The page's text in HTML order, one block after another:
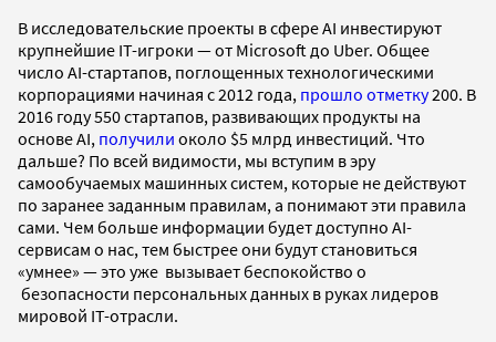
В исследовательские проекты в сфере AI инвестируют
крупнейшие IT-игроки — от Microsoft до Uber. Общее
число AI-стартапов, поглощенных технологическими
корпорациями начиная с 2012 года, прошло отметку200. В
2016 году 550 стартапов, развивающих продукты на
основе AI, получили около $5 млрд инвестиций. Что
дальше? По всей видимости, мы вступим в эру
самообучаемых машинных систем, которые не действуют
по заранее заданным правилам, а понимают эти правила
сами. Чем больше информации будет доступно AI-
сервисам о нас, тем быстрее они будут становиться
«умнее» — это уже вызывает беспокойство о
безопасности персональных данных в руках лидеров
мировой IT-отрасли.